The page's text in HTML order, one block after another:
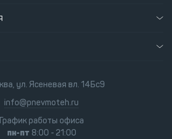
ул. Ясеневая вл. 14Бс9
info@pnevmoteh.ru
График работы офиса
пн-пт 8:00 - 21:00